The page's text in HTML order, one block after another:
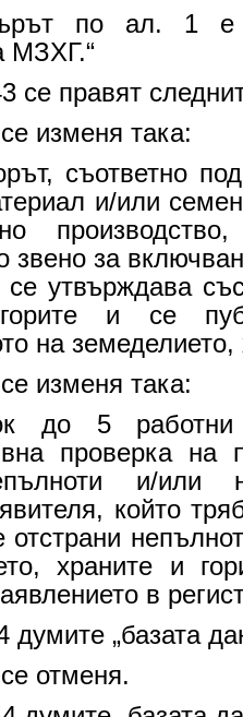
по ал. 1 е
МЗХГ.“
се правят
изменя така:
съответно
и/или
звено за
утвърждава
и се
на земеделието,
изменя така:
до 5 работни
проверка на
и/или
който
отстрани
храните и
в
„базата
отменя.